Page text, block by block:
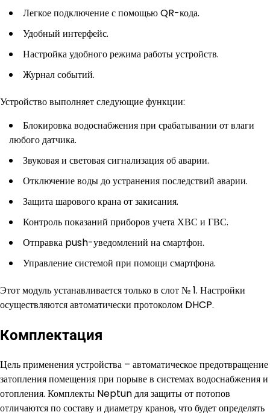
Легкое подключение с помощью QR-кода.
Удобный интерфейс.
Настройка удобного режима работы устройств.
Журнал событий.
Устройство выполняет следующие функции:
Блокировка водоснабжения при срабатывании от влаги
любого датчика.
Звуковая и световая сигнализация об аварии.
Отключение воды до устранения последствий аварии.
Защита шарового крана от закисания.
Контроль показаний приборов учета ХВС и ГВС.
Отправка push-уведомлений на смартфон.
Управление системой при помощи смартфона.
Этот модуль устанавливается только в слот № 1. Настройки
осуществляются автоматически протоколом DHCP.
Комплектация
Цель применения устройства – автоматическое предотвращение
затопления помещения при порыве в системах водоснабжения и
отопления. Комплекты Neptun для защиты от потопов
отличаются по составу и диаметру кранов, что будет определять